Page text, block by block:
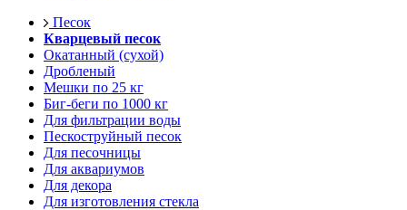
Песок
Кварцевый песок
Окатанный (сухой)
Дробленый
Мешки по 25 кг
Биг-беги по 1000 кг
Для фильтрации воды
Пескоструйный песок
Для песочницы
Для аквариумов
Для декора
Для изготовления стекла